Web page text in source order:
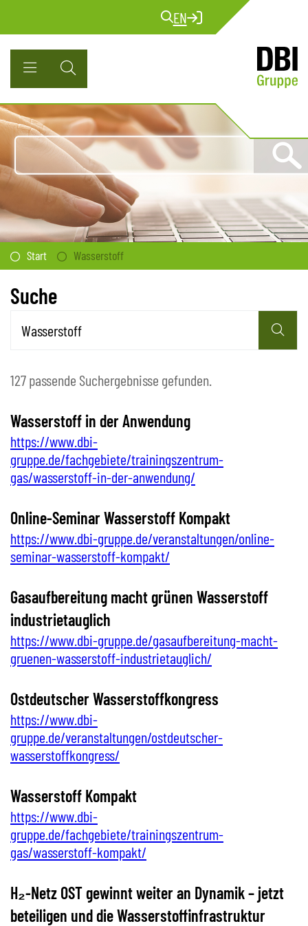
EN
Start Wasserstoff
Suche
127 passende Suchergebnisse gefunden.
Wasserstoff in der Anwendung
https://www.dbi-
gruppe.de/fachgebiete/trainingszentrum-
gas/wasserstoff-in-der-anwendung/
Online-Seminar Wasserstoff Kompakt
https://www.dbi-gruppe.de/veranstaltungen/online-
seminar-wasserstoff-kompakt/
Gasaufbereitung macht grünen Wasserstoff
industrietauglich
https://www.dbi-gruppe.de/gasaufbereitung-macht-
gruenen-wasserstoff-industrietauglich/
Ostdeutscher Wasserstoffkongress
https://www.dbi-
gruppe.de/veranstaltungen/ostdeutscher-
wasserstoffkongress/
Wasserstoff Kompakt
https://www.dbi-
gruppe.de/fachgebiete/trainingszentrum-
gas/wasserstoff-kompakt/
H₂-Netz OST gewinnt weiter an Dynamik – jetzt
beteiligen und die Wasserstoffinfrastruktur